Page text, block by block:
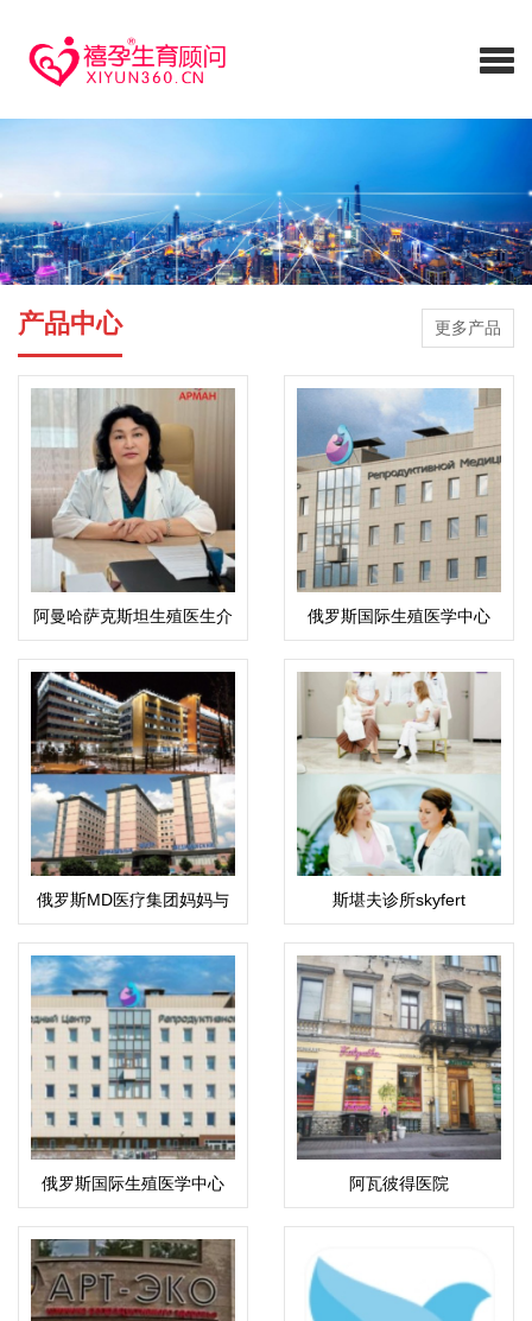
产品中心 更多产品
阿曼哈萨克斯坦生殖医生介
绍：科潘巴斯科娃·拉伊哈
恩·乌斯塔巴耶夫娜
俄罗斯国际生殖医学中心
(ICRM)
俄罗斯MD医疗集团妈妈与
孩子
斯堪夫诊所skyfert
俄罗斯国际生殖医学中心
(ICRM)
阿瓦彼得医院